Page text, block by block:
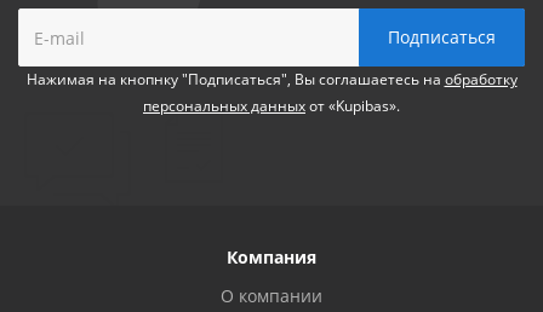
Нажимая на кнопнку "Подписаться", Вы соглашаетесь на обработку
персональных данныхот «Kupibas».
Компания
О компании